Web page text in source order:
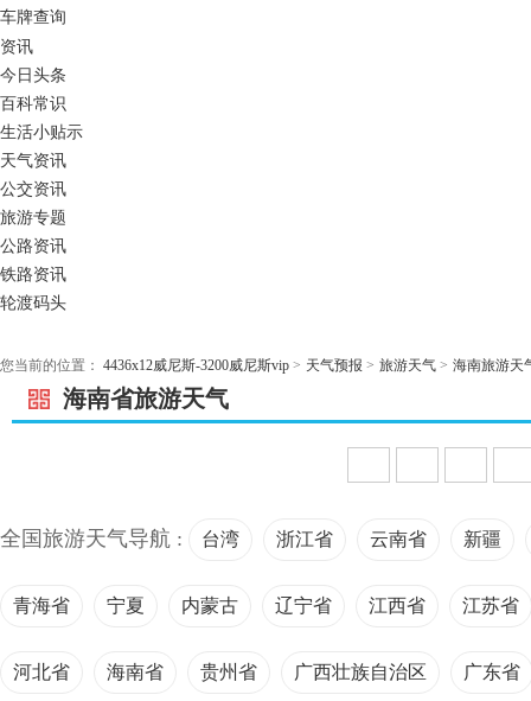
车牌查询
资讯
今日头条
百科常识
生活小贴示
天气资讯
公交资讯
旅游专题
公路资讯
铁路资讯
轮渡码头
您当前的位置： 4436x12威尼斯-3200威尼斯vip > 天气预报 > 旅游天气 > 海南旅游天
海南省旅游天气
全国旅游天气导航 : 台湾 浙江省 云南省 新疆
青海省 宁夏 内蒙古 辽宁省 江西省 江苏省
河北省 海南省 贵州省 广西壮族自治区 广东省